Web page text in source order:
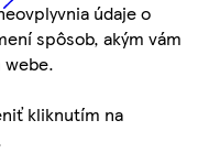
údaje o
spôsob, akým vám
webe.
kliknutím na